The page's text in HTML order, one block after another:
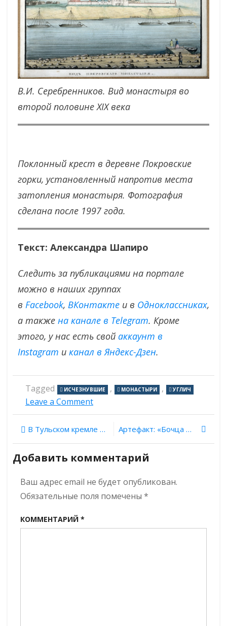
В.И. Серебренников. Вид монастыря во
второй половине XIX века
Поклонный крест в деревне Покровские
горки, установленный напротив места
затопления монастыря. Фотография
сделана после 1997 года.
Текст: Александра Шапиро
Следить за публикациями на портале
можно в наших группах
в Facebook, ВКонтакте и в Одноклассниках,
а также на канале в Telegram. Кроме
этого, у нас есть свой аккаунт в
Instagram и канал в Яндекс-Дзен.
Tagged ИСЧЕЗНУВШИЕ , МОНАСТЫРИ , УГЛИЧ
Leave a Commenton
Паисьев
Угличский
Навигация
по
записям
В Тульском кремле раскопаны остатки собора XVII века Артефакт: «Бочца Марья».
Добавить комментарий
Ваш адрес email не будет опубликован.
Обязательные поля помечены *
КОММЕНТАРИЙ *